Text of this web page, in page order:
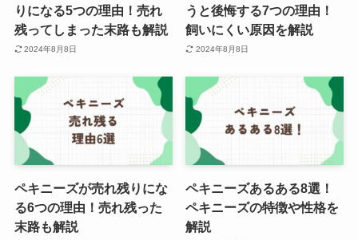
りになる5つの理由！売れ
残ってしまった末路も解説
2024年8月8日
うと後悔する7つの理由！
飼いにくい原因を解説
2024年8月8日
ペキニーズが売れ残りにな
る6つの理由！売れ残った
末路も解説
ペキニーズあるある8選！
ペキニーズの特徴や性格を
解説